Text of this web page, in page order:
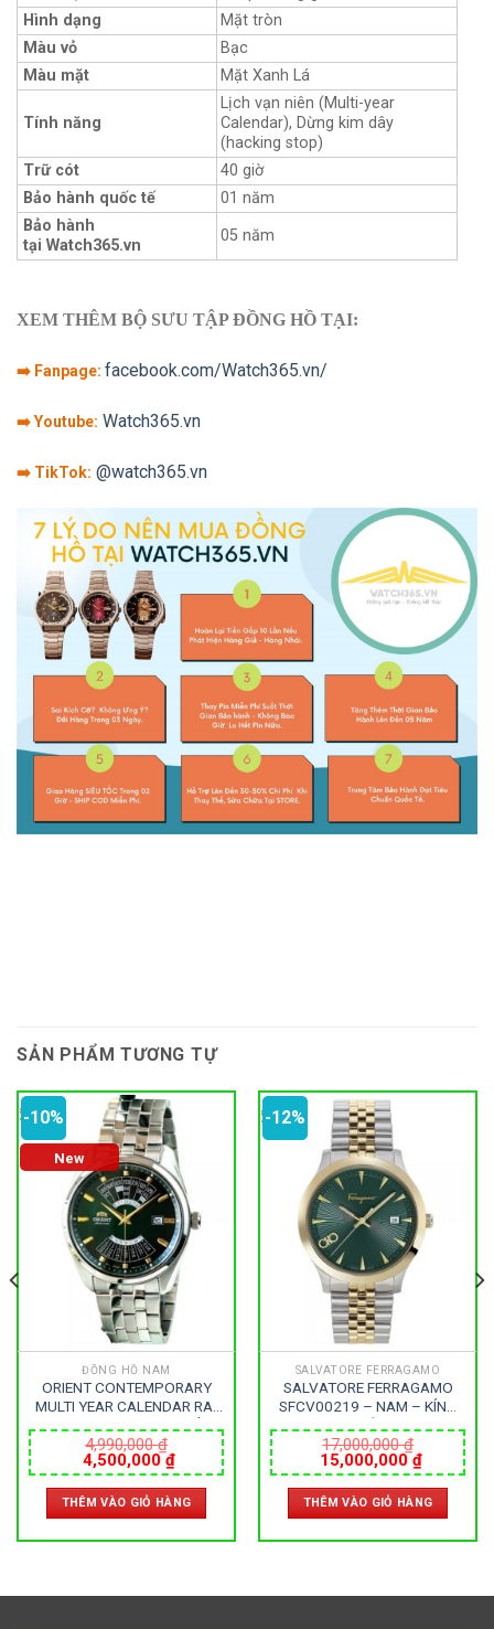
Hình dạng
Mặt tròn
Màu vỏ
Bạc
Màu mặt
Mặt Xanh Lá
Tính năng
Lịch vạn niên (Multi-year
Calendar), Dừng kim dây
(hacking stop)
Trữ cót
40 giờ
Bảo hành quốc tế
01 năm
Bảo hành
tại Watch365.vn
05 năm
XEM THÊM BỘ SƯU TẬP ĐỒNG HỒ TẠI:
➡️ Fanpage: facebook.com/Watch365.vn/
➡️ Youtube: Watch365.vn
➡️ TikTok: @watch365.vn
SẢN PHẨM TƯƠNG TỰ
-10%
New
ĐỒNG HỒ NAM
ORIENT CONTEMPORARY
MULTI YEAR CALENDAR RA-
KHOÁNG – DÂY KIM LOẠI –
AUTOMATIC – SIZE 43.5MM
– MÁY NHẬT
4,990,000₫
Giá
gốc
là:
4,990,000 ₫.
4,500,000 ₫Giá
hiện
tại
là:
4,500,000 ₫.
THÊM VÀO GIỎ HÀNG
-12%
SALVATORE FERRAGAMO
SALVATORE FERRAGAMO
SFCV00219 – NAM – KÍNH
PIN – SIZE 40MM – MÁY
ITALIA
17,000,000₫
Giá
gốc
là:
17,000,000 ₫.
15,000,000 ₫Giá
hiện
tại
là:
THÊM VÀO GIỎ HÀNG